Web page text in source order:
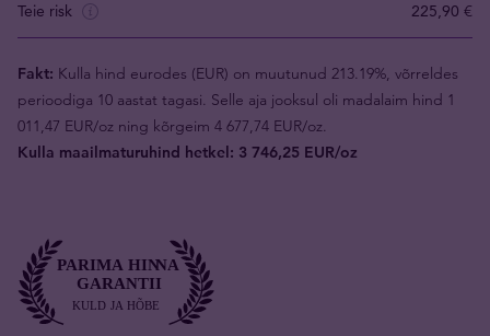
Teie risk 225,90 €
Fakt: Kulla hind eurodes (EUR) on muutunud 213.19%, võrreldes
perioodiga 10 aastat tagasi. Selle aja jooksul oli madalaim hind 1
011,47 EUR/oz ning kõrgeim 4 677,74 EUR/oz.
Kulla maailmaturuhind hetkel: 3 746,25 EUR/oz